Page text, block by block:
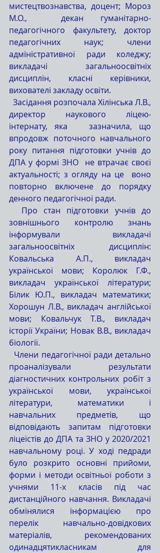
мистецтвознавства, доцент; Мороз
М.О.,  декан гуманітарно-
педагогічного факультету, доктор
педагогічних наук; члени
адміністративної ради коледжу;
викладачі загальноосвітніх
дисциплін, класні керівники,
вихователі закладу освіти.
директор наукового ліцею-
інтернату, яка   зазначила, що
впродовж поточного навчального
року питання підготовки учнів до
ДПА у формі ЗНО  не втрачає своєї
актуальності; з огляду на це  воно
повторно включене до порядку
денного педагогічної ради.
зовнішнього контролю знань
інформували викладачі
загальноосвітніх дисциплін:
Ковальська А.П., викладач
української мови; Королюк Г.Ф.,
викладач української літератури;
Білик Ю.П., викладач математики;
Хорошун Л.В., викладач англійської
мови; Ковальчук Т.В., викладач
історії України; Новак В.В., викладач
біології.
проаналізували результати
діагностичних контрольних робіт з
української мови, української
літератури, математики і
навчальних предметів, що
відповідають запитам підготовки
ліцеїстів до ДПА та ЗНО у 2020/2021
навчальному році. У ході педради
було розкрито основні прийоми,
форми і методи освітньої роботи з
учнями 11-х класів під час
дистанційного навчання. Викладачі
обмінялися інформацією про
перелік навчально-довідкових
матеріалів, рекомендованих
одинадцятикласникам для